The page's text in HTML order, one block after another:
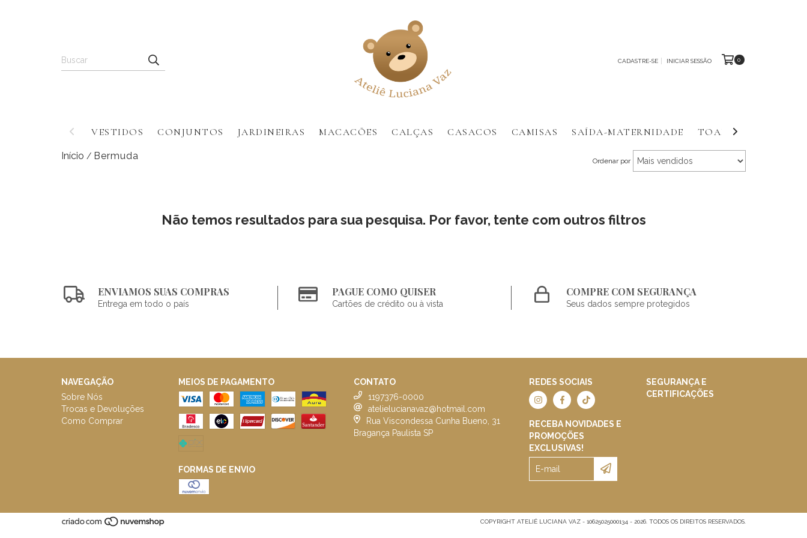
CADASTRE-SE INICIAR SESSÃO 0
VESTIDOS CONJUNTOS JARDINEIRAS MACACÕES CALÇAS CASACOS CAMISAS SAÍDA-MATERNIDADE TOALHAS E
Início / Bermuda Ordenar por
Não temos resultados para sua pesquisa. Por favor, tente com outros filtros
ENVIAMOS SUAS COMPRAS
Entrega em todo o país
PAGUE COMO QUISER
Cartões de crédito ou à vista
COMPRE COM SEGURANÇA
Seus dados sempre protegidos
NAVEGAÇÃO
Sobre Nós
Trocas e Devoluções
Como Comprar
MEIOS DE PAGAMENTO
FORMAS DE ENVIO
CONTATO
1197376-0000
atelielucianavaz@hotmail.com
Rua Viscondessa Cunha Bueno, 31
Bragança Paulista SP
REDES SOCIAIS
RECEBA NOVIDADES E
PROMOÇÕES
EXCLUSIVAS!
SEGURANÇA E
CERTIFICAÇÕES
COPYRIGHT ATELIÊ LUCIANA VAZ - 10625025000134 - 2026. TODOS OS DIREITOS RESERVADOS.